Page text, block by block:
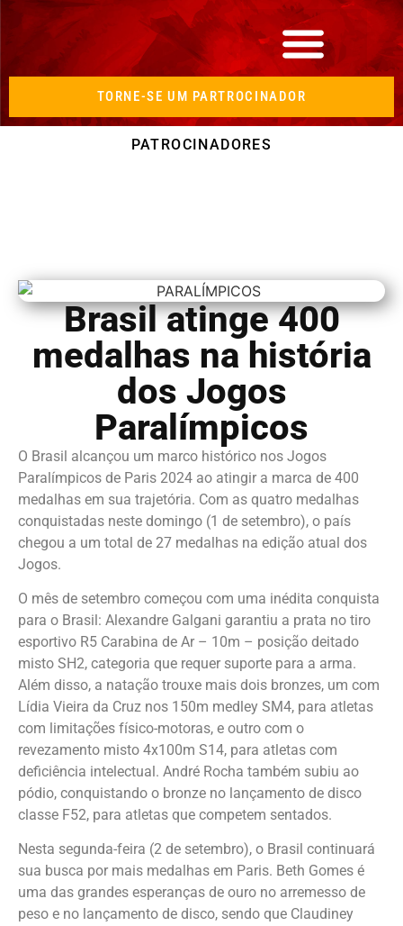
TORNE-SE UM PARTROCINADOR
PATROCINADORES
Brasil atinge 400
medalhas na história
dos Jogos
Paralímpicos
O Brasil alcançou um marco histórico nos Jogos
Paralímpicos de Paris 2024 ao atingir a marca de 400
medalhas em sua trajetória. Com as quatro medalhas
conquistadas neste domingo (1 de setembro), o país
chegou a um total de 27 medalhas na edição atual dos
Jogos.
O mês de setembro começou com uma inédita conquista
para o Brasil: Alexandre Galgani garantiu a prata no tiro
esportivo R5 Carabina de Ar – 10m – posição deitado
misto SH2, categoria que requer suporte para a arma.
Além disso, a natação trouxe mais dois bronzes, um com
Lídia Vieira da Cruz nos 150m medley SM4, para atletas
com limitações físico-motoras, e outro com o
revezamento misto 4x100m S14, para atletas com
deficiência intelectual. André Rocha também subiu ao
pódio, conquistando o bronze no lançamento de disco
classe F52, para atletas que competem sentados.
Nesta segunda-feira (2 de setembro), o Brasil continuará
sua busca por mais medalhas em Paris. Beth Gomes é
uma das grandes esperanças de ouro no arremesso de
peso e no lançamento de disco, sendo que Claudiney